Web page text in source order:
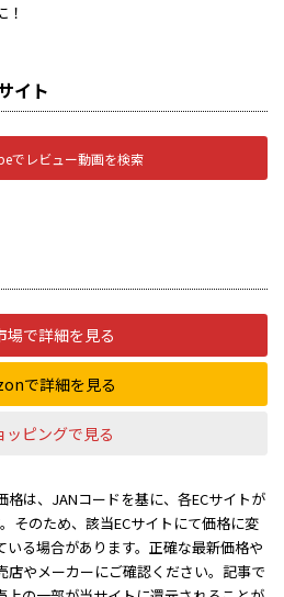
イト
でレビュー動画を検索
場で詳細を見る
で詳細を見る
ッピングで見る
は、JANコードを基に、各ECサイトが
そのため、該当ECサイトにて価格に変
る場合があります。正確な最新価格や
店やメーカーにご確認ください。記事で